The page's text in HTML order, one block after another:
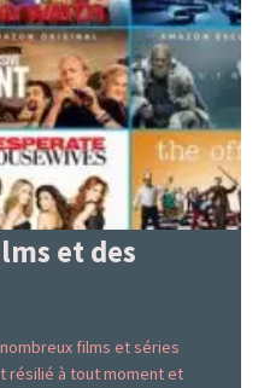
et des
films et séries
résilié à tout moment et